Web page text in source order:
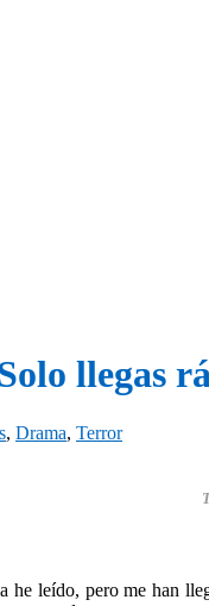
llegas
, Drama, Terror
leído, pero me han